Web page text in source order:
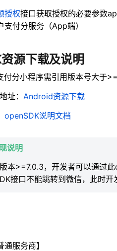
授权接口获取授权的必要参数
支付分服务（App端）
源下载及说明
分小程序需引用版本号大于
址： Android资源下载
openSDK说明文档
说明
本>=7.0.3，开发者可以通过
接口不能跳转到微信，此时开
通服务商】